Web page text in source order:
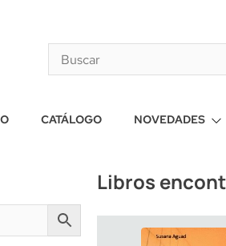
CATÁLOGO NOVEDADES
Libros